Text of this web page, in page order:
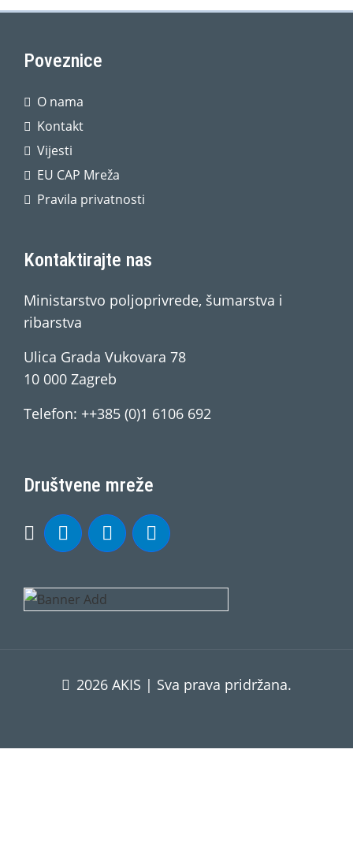
Poveznice
O nama
Kontakt
Vijesti
EU CAP Mreža
Pravila privatnosti
Kontaktirajte nas
Ministarstvo poljoprivrede, šumarstva i
ribarstva
Ulica Grada Vukovara 78
10 000 Zagreb
Telefon: ++385 (0)1 6106 692
Društvene mreže
2026 AKIS | Sva prava pridržana.